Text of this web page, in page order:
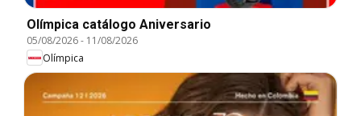
Olímpica catálogo Aniversario
05/08/2026- 11/08/2026
Olímpica